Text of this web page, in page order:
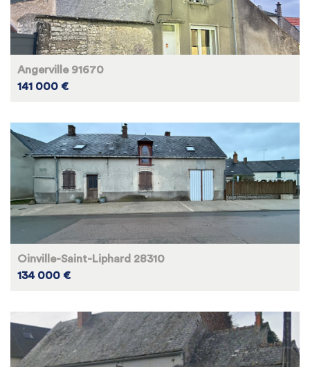
Angerville 91670
141 000 €
Oinville-Saint-Liphard 28310
134 000 €